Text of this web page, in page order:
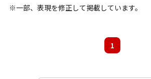
一部、表現を修正して掲載しています。
1